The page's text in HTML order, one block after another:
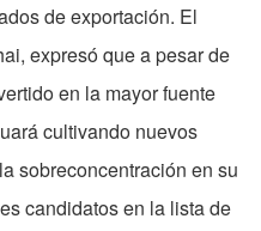
de exportación. El
expresó que a pesar de
en la mayor fuente
cultivando nuevos
sobreconcentración en su
candidatos en la lista de